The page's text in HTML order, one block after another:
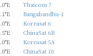
Thaicom 7
Bangabandhu-1
Koreasat 6
ChinaSat 6B
Koreasat 5A
ChinaSat 10